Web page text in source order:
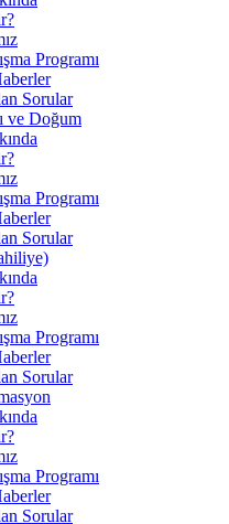
Programı
Sorular
ve Doğum
Programı
Sorular
Programı
Sorular
Programı
Sorular